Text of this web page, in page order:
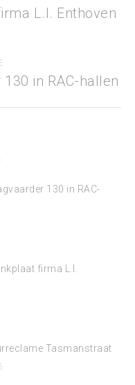
L.I. Enthoven
in RAC-hallen
130 in RAC-
firma L.I.
Tasmanstraat